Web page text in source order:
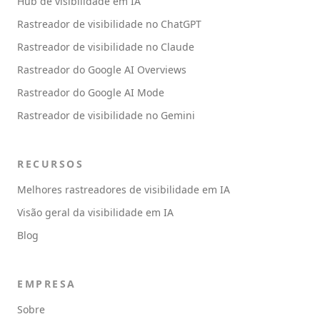
Rastreador de visibilidade no ChatGPT
Rastreador de visibilidade no Claude
Rastreador do Google AI Overviews
Rastreador do Google AI Mode
Rastreador de visibilidade no Gemini
RECURSOS
Melhores rastreadores de visibilidade em IA
Visão geral da visibilidade em IA
Blog
EMPRESA
Sobre